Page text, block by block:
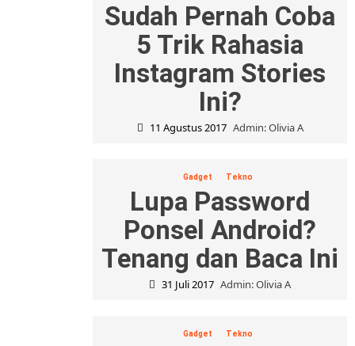
Sudah Pernah Coba
5 Trik Rahasia
Instagram Stories
Ini?
11 Agustus 2017 Admin: Olivia A
Gadget Tekno
Lupa Password
Ponsel Android?
Tenang dan Baca Ini
31 Juli 2017 Admin: Olivia A
Gadget Tekno